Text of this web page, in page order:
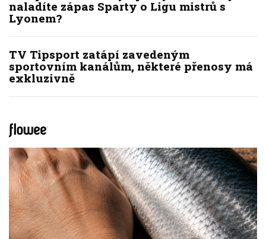
naladíte zápas Sparty o Ligu mistrů s
Lyonem?
TV Tipsport zatápí zavedeným
sportovním kanálům, některé přenosy má
exkluzivně